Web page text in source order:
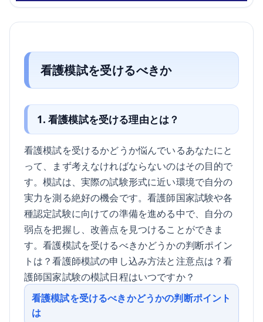
看護模試を受けるべきか
1. 看護模試を受ける理由とは？
看護模試を受けるかどうか悩んでいるあなたにと
って、まず考えなければならないのはその目的で
す。模試は、実際の試験形式に近い環境で自分の
実力を測る絶好の機会です。看護師国家試験や各
種認定試験に向けての準備を進める中で、自分の
弱点を把握し、改善点を見つけることができま
す。看護模試を受けるべきかどうかの判断ポイン
トは？看護師模試の申し込み方法と注意点は？看
護師国家試験の模試日程はいつですか？
看護模試を受けるべきかどうかの判断ポイント
は